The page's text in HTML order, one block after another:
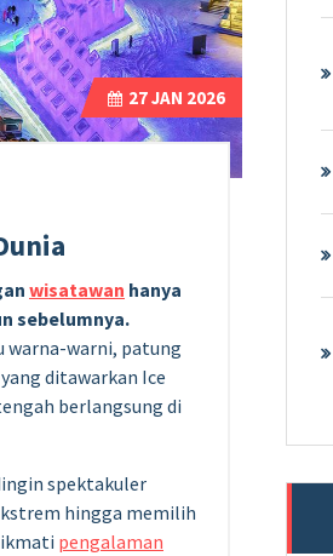
27JAN 2026
wisatawan hanya
sebelumnya.
warna-warni, patung
ditawarkan Ice
berlangsung di
spektakuler
hingga memilih
pengalaman